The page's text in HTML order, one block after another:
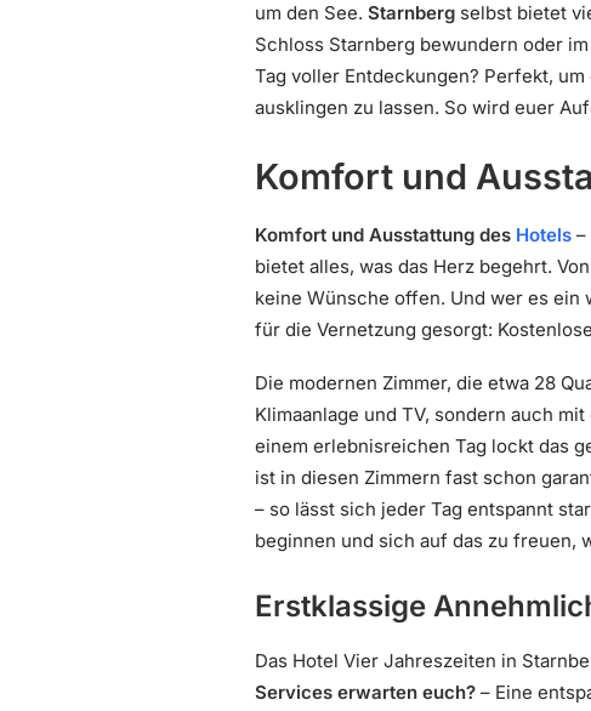
um den See. Starnberg selbst bietet
Schloss Starnberg bewundern oder im
Tag voller Entdeckungen? Perfekt,
ausklingen zu lassen. So wird euer
Komfort und
Komfort und Ausstattung des Hotels –
bietet alles, was das Herz begehrt.
keine Wünsche offen. Und wer es ein
für die Vernetzung gesorgt:
Die modernen Zimmer, die etwa 28
Klimaanlage und TV, sondern auch
einem erlebnisreichen Tag lockt das
ist in diesen Zimmern fast schon
– so lässt sich jeder Tag entspannt
beginnen und sich auf das zu freuen,
Erstklassige
Das Hotel Vier Jahreszeiten in
Services erwarten euch? – Eine